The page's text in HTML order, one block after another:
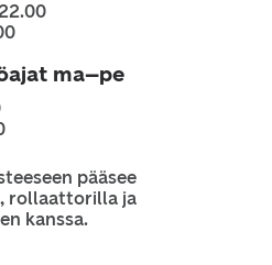
ma–pe
pääsee
rollaattorilla ja
kanssa.